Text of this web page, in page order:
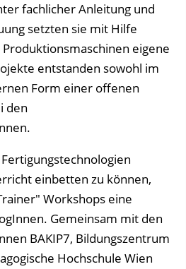
fachlicher Anleitung und
setzten sie mit Hilfe
eigene
entstanden sowohl im
Form einer offenen
den
einbetten zu können,
Workshops eine
Gemeinsam mit den
BAKIP7, Bildungszentrum
Hochschule Wien